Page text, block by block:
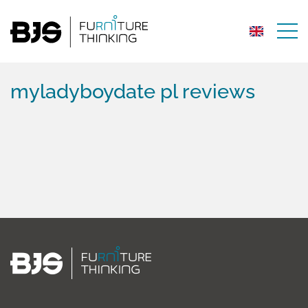
myladyboydate pl reviews